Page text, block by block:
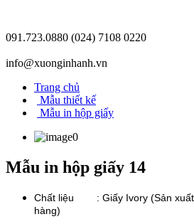
091.723.0880 (024) 7108 0220
info@xuonginhanh.vn
Trang chủ
Mẫu thiết kế
Mẫu in hộp giấy
Mẫu in hộp giấy 14
Chất liệu : Giấy Ivory (Sản xuất
hàng)